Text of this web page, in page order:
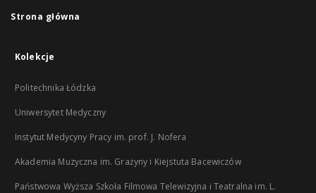
Strona główna
Kolekcje
Politechnika Łódzka
Uniwersytet Medyczny
Instytut Medycyny Pracy im. prof. J. Nofera
Akademia Muzyczna im. Grażyny i Kiejstuta Bacewiczów
Państwowa Wyższa Szkoła Filmowa Telewizyjna i Teatralna im. L.